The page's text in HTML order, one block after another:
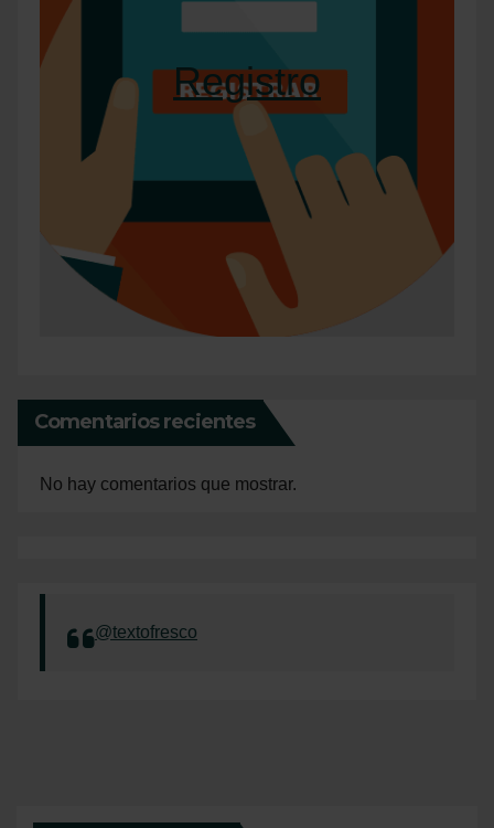
Registro
Comentarios recientes
No hay comentarios que mostrar.
@textofresco